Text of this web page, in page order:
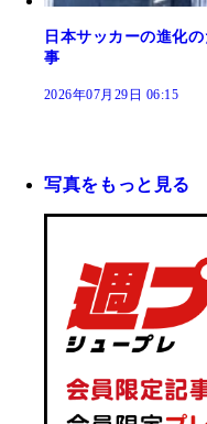
日本サッカーの進化
事
2026年07月29日 06:15
写真をもっと見る